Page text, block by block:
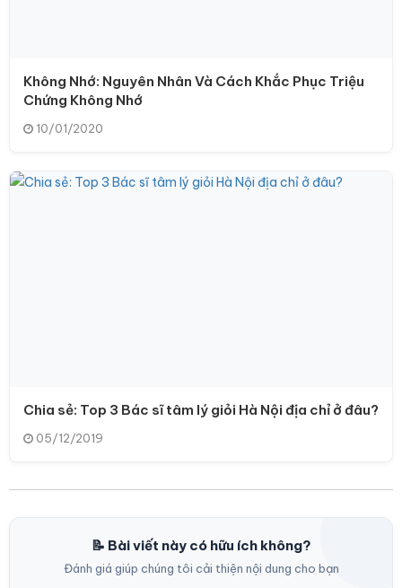
Không Nhớ: Nguyên Nhân Và Cách Khắc Phục Triệu
Chứng Không Nhớ
10/01/2020
Chia sẻ: Top 3 Bác sĩ tâm lý giỏi Hà Nội địa chỉ ở đâu?
05/12/2019
📝 Bài viết này có hữu ích không?
Đánh giá giúp chúng tôi cải thiện nội dung cho bạn